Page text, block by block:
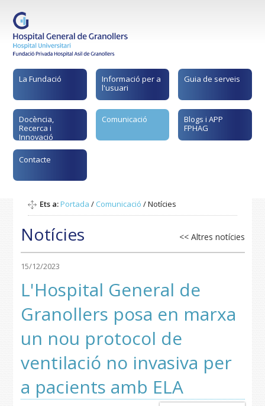
La Fundació
Informació per a
l'usuari
Guia de serveis
Docència,
Recerca i
Innovació
Comunicació
Blogs i APP
FPHAG
Contacte
Ets a:Portada / Comunicació /Notícies
Notícies << Altres notícies
15/12/2023
L'Hospital General de
Granollers posa en marxa
un nou protocol de
ventilació no invasiva per
a pacients amb ELA